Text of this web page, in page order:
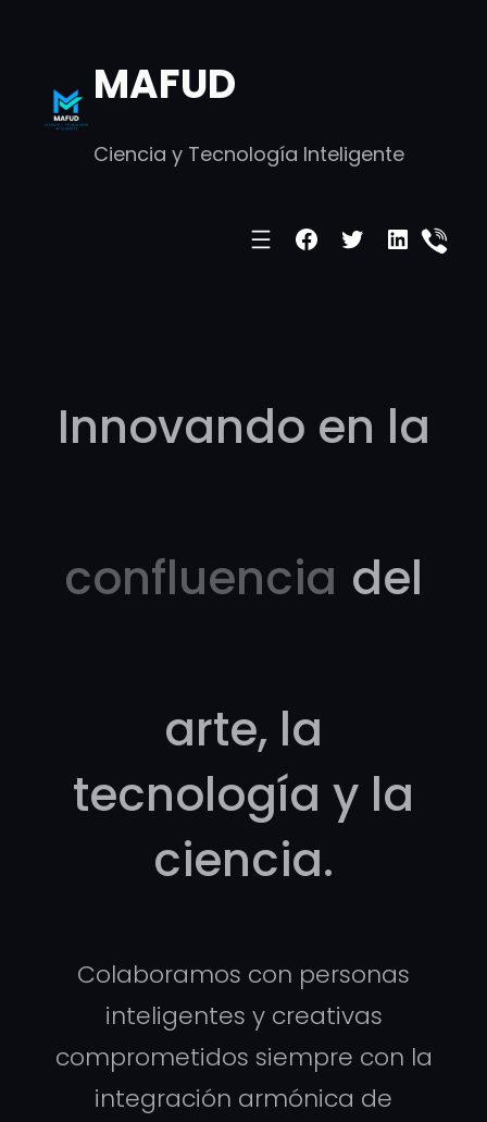
content MAFUD
Ciencia y Tecnología Inteligente
Facebook
Twitter
Innovando en la
confluencia del
arte, la
tecnología y la
ciencia.
Colaboramos con personas
inteligentes y creativas
comprometidos siempre con la
integración armónica de